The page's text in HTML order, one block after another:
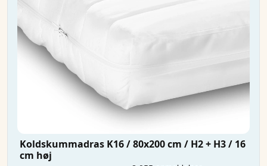
Koldskummadras K16 / 80x200 cm / H2 + H3 / 16
cm høj